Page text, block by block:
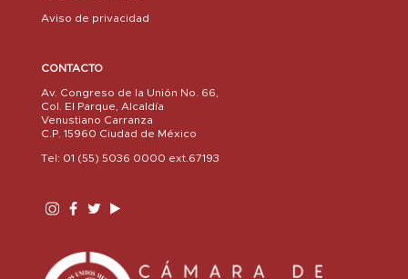
Aviso de privacidad
CONTACTO
Av. Congreso de la Unión No. 66,
Col. El Parque, Alcaldía
Venustiano Carranza
C.P. 15960 Ciudad de México
Tel: 01 (55) 5036 0000 ext.67193